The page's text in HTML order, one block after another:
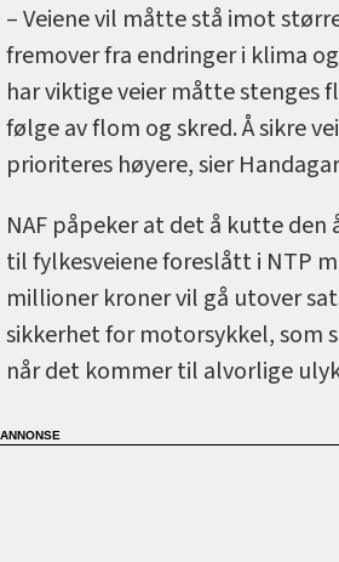
– Veiene vil måtte stå imot
fremover fra endringer i klima
har viktige veier måtte stenges
følge av flom og skred. Å sikre
prioriteres høyere, sier
NAF påpeker at det å kutte den
til fylkesveiene foreslått i NTP
millioner kroner vil gå utover
sikkerhet for motorsykkel, som
når det kommer til alvorlige